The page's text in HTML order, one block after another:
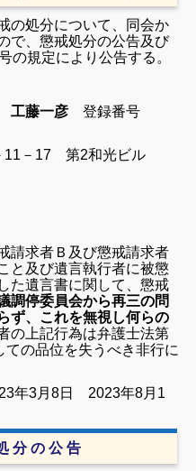
の処分について、同会か
で、懲戒処分の公告及び
の規定により公告する。
工藤一彦登録番号
11－17 第2和光ビル
請求者Ｂ及び懲戒請求者
と及び遺言執行者に被懲
た遺言書に関して、懲戒
調停委員会から再三の問
ず、これを無視し何らの
の上記行為は弁護士法第
の品位を失うべき非行に
年3月8日 2023年8月1
分 の 公 告